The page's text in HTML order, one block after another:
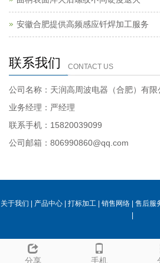
安徽合肥提供高频感应钎焊加工服务
联系我们 CONTACT US
公司名称：天润高周波电器（合肥）有限
业务经理：严经理
联系手机：15820039099
公司邮箱：806990860@qq.com
关于我们 产品中心| 打标加工| 销售网络| 售后服
分享 手机